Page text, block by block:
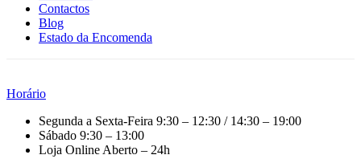
Contactos
Blog
Estado da Encomenda
Horário
Segunda a Sexta-Feira 9:30 – 12:30 / 14:30 – 19:00
Sábado 9:30 – 13:00
Loja Online Aberto – 24h